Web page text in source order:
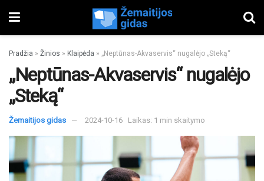
Pradžia » Žinios » Klaipėda » „Neptūnas-Akvaservis“ nugalėjo „Steką“
„Neptūnas-Akvaservis“ nugalėjo
„Steką“
Žemaitijos gidas 2024-10-16 Laikas: 1 min skaitymo